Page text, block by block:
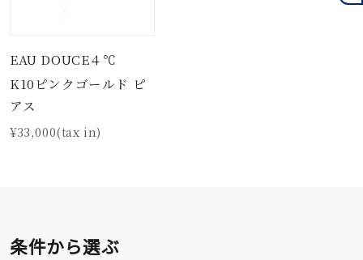
EAU DOUCE４℃
K10ピンクゴールド ピ
アス
¥33,000(tax in)
条件から選ぶ